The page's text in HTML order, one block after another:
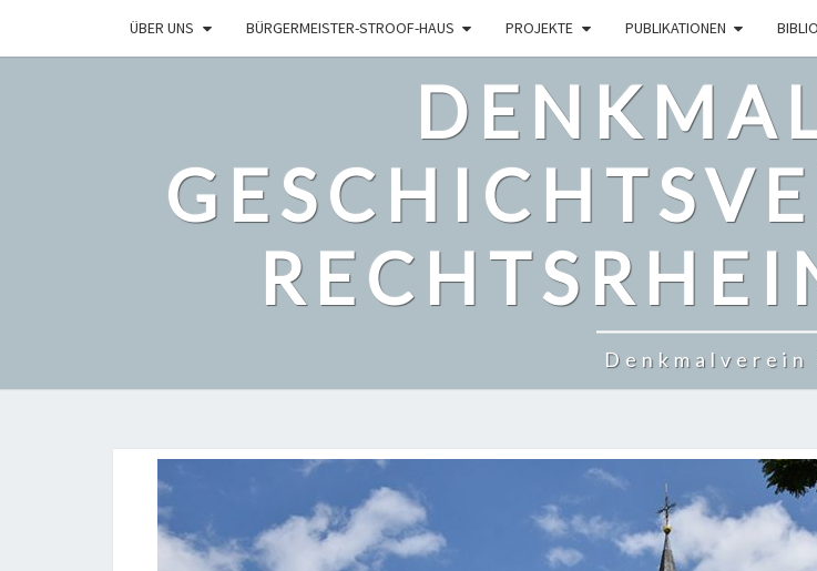
ÜBER UNS BÜRGERMEISTER-STROOF-HAUS PROJEKTE PUBLIKATIONEN
Denkmalverein